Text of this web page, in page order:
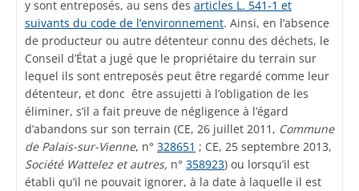
y sont entreposés, au sens des articles L. 541-1 et
suivants du code de l’environnement. Ainsi, en l’absence
de producteur ou autre détenteur connu des déchets, le
Conseil d’État a jugé que le propriétaire du terrain sur
lequel ils sont entreposés peut être regardé comme leur
détenteur, et donc être assujetti à l’obligation de les
éliminer, s’il a fait preuve de négligence à l’égard
d’abandons sur son terrain (CE, 26 juillet 2011, Commune
de Palais-sur-Vienne, n° 328651 ; CE, 25 septembre 2013,
Société Wattelez et autres, n° 358923) ou lorsqu’il est
établi qu’il ne pouvait ignorer, à la date à laquelle il est